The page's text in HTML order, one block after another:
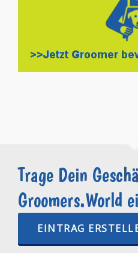
Trage Dein
Groomers.World
EINTRAG